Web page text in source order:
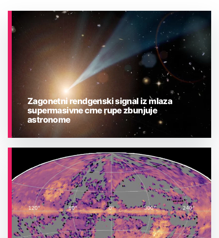
ASTRONOMIJA
Zagonetni rendgenski signal iz mlaza
supermasivne crne rupe zbunjuje
astronome